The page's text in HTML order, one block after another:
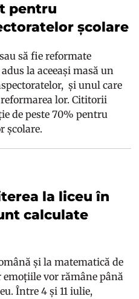
pentru
școlare
să fie reformate
la aceeași masă un
și unul care
lor. Cititorii
de peste 70% pentru
școlare.
la liceu în
calculate
și la matematică de
emoțiile vor rămâne până
Între 4 și 11 iulie,